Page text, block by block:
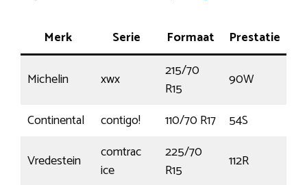
Merk Serie Formaat Prestatie
Michelin xwx
215/70
R15
90W
Continental
contigo! 110/70 R17 54S
Vredestein
comtrac
ice
225/70
R15
112R